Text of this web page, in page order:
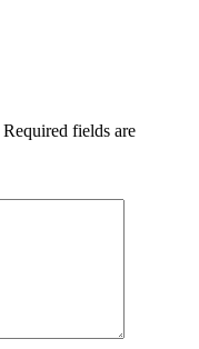
Required fields are